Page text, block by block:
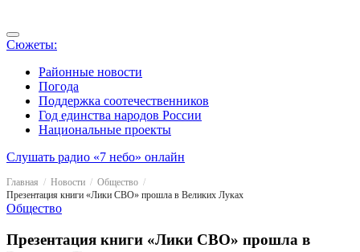
Сюжеты:
Районные новости
Погода
Поддержка соотечественников
Год единства народов России
Национальные проекты
Слушать радио «7 небо» онлайн
Главная Новости
Общество
Презентация книги «Лики СВО» прошла в Великих Луках
Общество
Презентация книги «Лики СВО» прошла в